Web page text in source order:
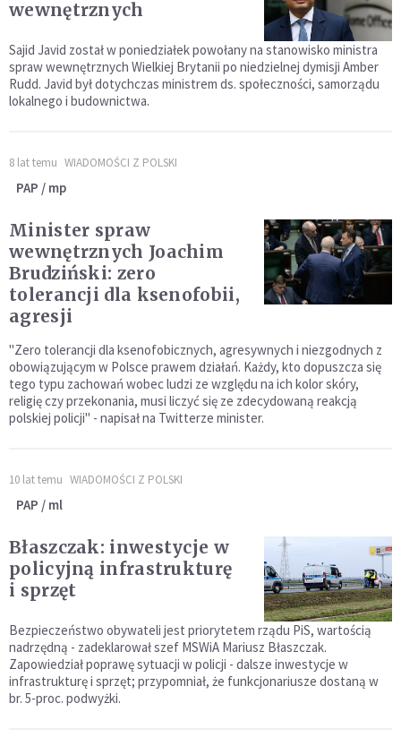
wewnętrznych
Sajid Javid został w poniedziałek powołany na stanowisko ministra
spraw wewnętrznych Wielkiej Brytanii po niedzielnej dymisji Amber
Rudd. Javid był dotychczas ministrem ds. społeczności, samorządu
lokalnego i budownictwa.
8 lat temu WIADOMOŚCI Z POLSKI
PAP / mp
Minister spraw
wewnętrznych Joachim
Brudziński: zero
tolerancji dla ksenofobii,
agresji
"Zero tolerancji dla ksenofobicznych, agresywnych i niezgodnych z
obowiązującym w Polsce prawem działań. Każdy, kto dopuszcza się
tego typu zachowań wobec ludzi ze względu na ich kolor skóry,
religię czy przekonania, musi liczyć się ze zdecydowaną reakcją
polskiej policji" - napisał na Twitterze minister.
10 lat temu WIADOMOŚCI Z POLSKI
PAP / ml
Błaszczak: inwestycje w
policyjną infrastrukturę
i sprzęt
Bezpieczeństwo obywateli jest priorytetem rządu PiS, wartością
nadrzędną - zadeklarował szef MSWiA Mariusz Błaszczak.
Zapowiedział poprawę sytuacji w policji - dalsze inwestycje w
infrastrukturę i sprzęt; przypomniał, że funkcjonariusze dostaną w
br. 5-proc. podwyżki.